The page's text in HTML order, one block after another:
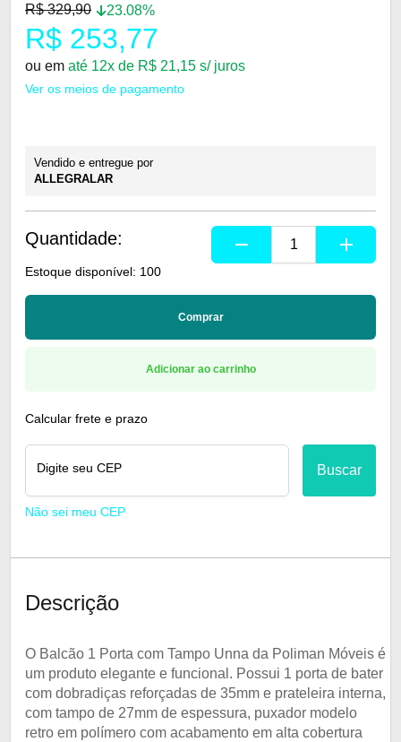
R$ 329,90 23.08%
R$ 253,77
ou em até 12x de R$ 21,15 s/ juros
Ver os meios de pagamento
Vendido e entregue por
ALLEGRALAR
Quantidade: remove add
Estoque disponível: 100
Comprar
Adicionar ao carrinho
Calcular frete e prazo
Digite seu CEP Buscar
Não sei meu CEP
Descrição
O Balcão 1 Porta com Tampo Unna da Poliman Móveis é
um produto elegante e funcional. Possui 1 porta de bater
com dobradiças reforçadas de 35mm e prateleira interna,
com tampo de 27mm de espessura, puxador modelo
retro em polímero com acabamento em alta cobertura